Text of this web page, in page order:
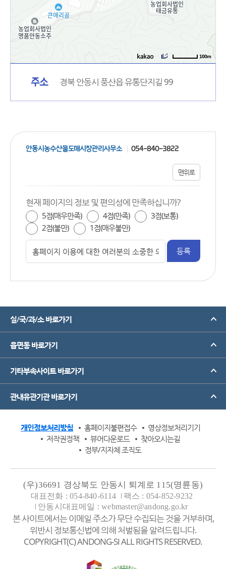
100m
주소 경북 안동시 풍산읍 유통단지길 99
안동시농수산물도매시장관리사무소 054-840-3822
맨위로
현재 페이지의 정보 및 편의성에 만족하십니까?
5점(매우만족) 4점(만족)
3점(보통)
2점(불만)
1점(매우불만)
실/국/과/소 바로가기
읍면동 바로가기
기타부속사이트 바로가기
관내유관기관 바로가기
개인정보처리방침 홈페이지불편접수
영상정보처리기기
저작권정책
뷰어다운로드
찾아오시는길
정부/지자체 조직도
(우)36691 경상북도 안동시 퇴계로 115(명륜동)
대표전화 : 054-840-6114
팩스 : 054-852-9232
안동시대표메일 : webmaster@andong.go.kr
본 사이트에서는 이메일 주소가 무단 수집되는 것을 거부하며,
위반시 정보통신법에 의해 처벌됨을 알려드립니다.
COPYRIGHT(C) ANDONG-SI ALL RIGHTS RESERVED.